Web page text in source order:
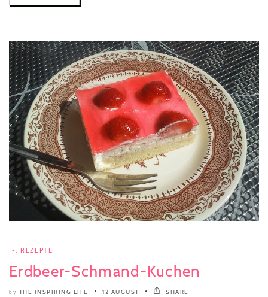
- , REZEPTE
Erdbeer-Schmand-Kuchen
by THE INSPIRING LIFE 12 AUGUST SHARE